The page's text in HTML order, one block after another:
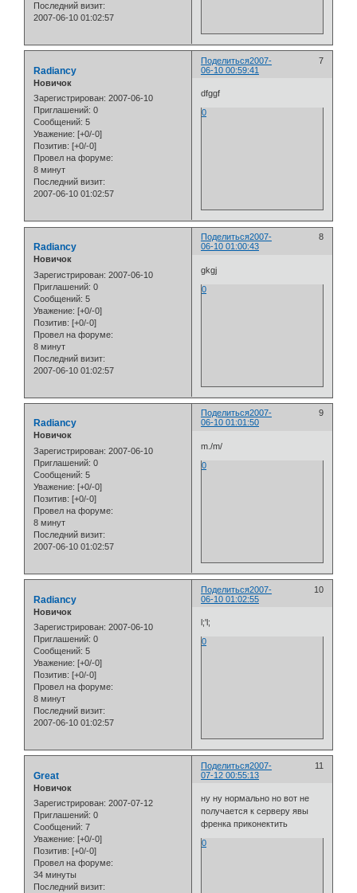
Последний визит:
2007-06-10 01:02:57
Поделиться 7
2007-
06-10 00:59:41
Radiancy
Новичок
Зарегистрирован: 2007-06-10
Приглашений: 0
Сообщений: 5
Уважение: [+0/-0]
Позитив: [+0/-0]
Провел на форуме:
8 минут
Последний визит:
2007-06-10 01:02:57
dfggf
0
Поделиться 8
2007-
06-10 01:00:43
Radiancy
Новичок
Зарегистрирован: 2007-06-10
Приглашений: 0
Сообщений: 5
Уважение: [+0/-0]
Позитив: [+0/-0]
Провел на форуме:
8 минут
Последний визит:
2007-06-10 01:02:57
gkgj
0
Поделиться 9
2007-
06-10 01:01:50
Radiancy
Новичок
Зарегистрирован: 2007-06-10
Приглашений: 0
Сообщений: 5
Уважение: [+0/-0]
Позитив: [+0/-0]
Провел на форуме:
8 минут
Последний визит:
2007-06-10 01:02:57
m./m/
0
Поделиться 10
2007-
06-10 01:02:55
Radiancy
Новичок
Зарегистрирован: 2007-06-10
Приглашений: 0
Сообщений: 5
Уважение: [+0/-0]
Позитив: [+0/-0]
Провел на форуме:
8 минут
Последний визит:
2007-06-10 01:02:57
l;'l;
0
Поделиться 11
2007-
07-12 00:55:13
Great
Новичок
Зарегистрирован: 2007-07-12
Приглашений: 0
Сообщений: 7
Уважение: [+0/-0]
Позитив: [+0/-0]
Провел на форуме:
34 минуты
Последний визит:
ну ну нормально но вот не
получается к серверу явы
френка приконектить
0